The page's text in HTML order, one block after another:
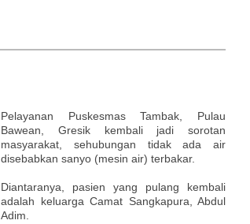
Pelayanan Puskesmas Tambak, Pulau
Bawean, Gresik kembali jadi sorotan
masyarakat, sehubungan tidak ada air
disebabkan sanyo (mesin air) terbakar.
Diantaranya, pasien yang pulang kembali
adalah keluarga Camat Sangkapura, Abdul
Adim.